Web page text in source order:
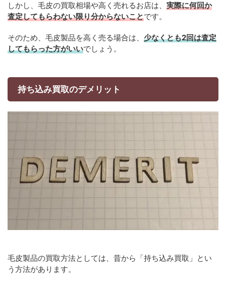
しかし、毛皮の買取相場や高く売れるお店は、 実際に何回か
査定してもらわない限り分からないことです。
そのため、毛皮製品を高く売る場合は、 少なくとも2回は査定
してもらった方がいいでしょう。
持ち込み買取のデメリット
毛皮製品の買取方法としては、昔から「持ち込み買取」とい
う方法があります。